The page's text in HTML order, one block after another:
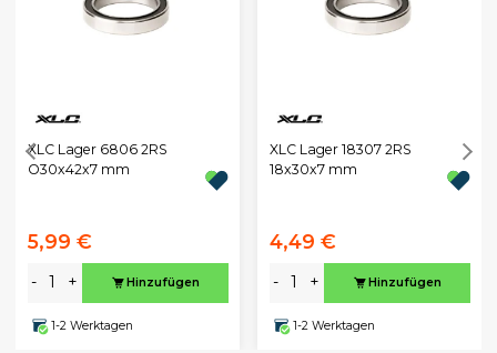
XLC Lager 6806 2RS
O30x42x7 mm
5,99 €
- + Hinzufügen
1-2 Werktagen
XLC Lager 18307 2RS
18x30x7 mm
4,49 €
- + Hinzufügen
1-2 Werktagen